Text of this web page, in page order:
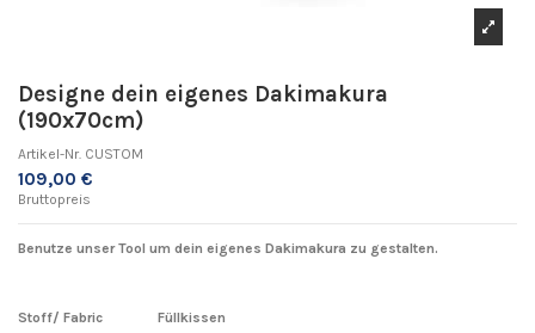
Designe dein eigenes Dakimakura
(190x70cm)
Artikel-Nr. CUSTOM
109,00 €
Bruttopreis
Benutze unser Tool um dein eigenes Dakimakura zu gestalten.
Stoff/ Fabric Füllkissen